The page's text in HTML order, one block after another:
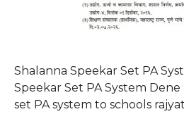
Shalanna Speekar Set PA
Speekar Set PA System
set PA system to schools